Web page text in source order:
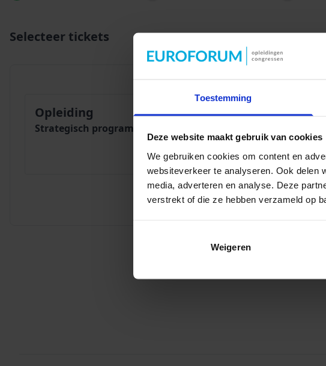
Toestemming
Deze website maakt gebruik van cookies
We gebruiken cookies om content en
websiteverkeer te analyseren. Ook delen
media, adverteren en analyse. Deze
verstrekt of die ze hebben verzameld op
Weigeren
Selecteer tickets
Opleiding
Strategisch programmamanagement